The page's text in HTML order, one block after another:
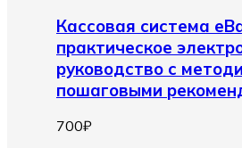
Кассовая система
практическое
руководство с
пошаговыми
700₽